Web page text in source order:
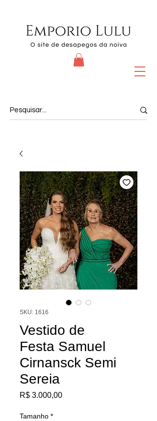
SKU: 1616
Vestido de
Festa Samuel
Cirnansck Semi
Sereia
R$ 3.000,00Preço
Tamanho *